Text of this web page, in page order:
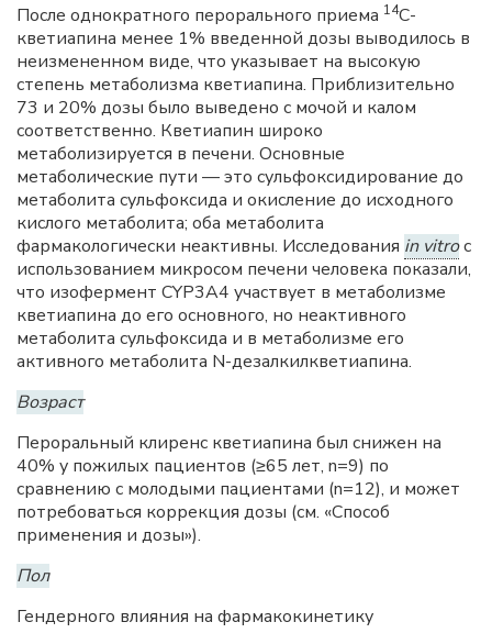
После однократного перорального приема 14C-
кветиапина менее 1% введенной дозы выводилось в
неизмененном виде, что указывает на высокую
степень метаболизма кветиапина. Приблизительно
73 и 20% дозы было выведено с мочой и калом
соответственно. Кветиапин широко
метаболизируется в печени. Основные
метаболические пути — это сульфоксидирование до
метаболита сульфоксида и окисление до исходного
кислого метаболита; оба метаболита
фармакологически неактивны. Исследования in vitroс
использованием микросом печени человека показали,
что изофермент CYP3A4 участвует в метаболизме
кветиапина до его основного, но неактивного
метаболита сульфоксида и в метаболизме его
активного метаболита N-дезалкилкветиапина.
Возраст
Пероральный клиренс кветиапина был снижен на
40% у пожилых пациентов (≥65 лет, n=9) по
сравнению с молодыми пациентами (n=12), и может
потребоваться коррекция дозы (см. «Способ
применения и дозы»).
Пол
Гендерного влияния на фармакокинетику